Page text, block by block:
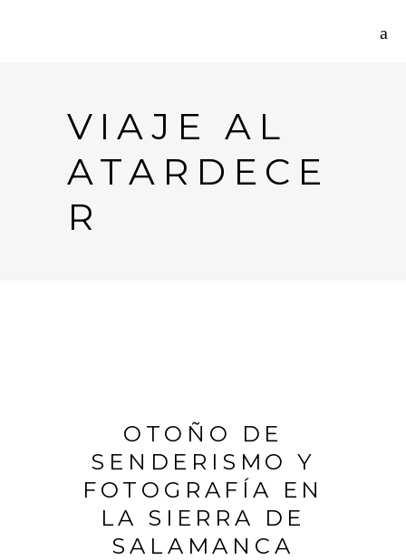
VIAJE AL
ATARDECE
R
OTOÑO DE
SENDERISMO Y
FOTOGRAFÍA EN
LA SIERRA DE
SALAMANCA